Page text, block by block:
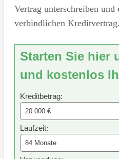
Vertrag unterschreiben
verbindlichen Kreditvertrag.
Starten Sie hier
und kostenlos
Kreditbetrag:
Laufzeit: